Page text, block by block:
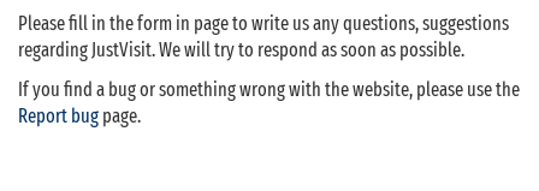
Please fill in the form in page to write us any questions, suggestions
regarding JustVisit. We will try to respond as soon as possible.
If you find a bug or something wrong with the website, please use the
Report bug page.
Visit erstellen